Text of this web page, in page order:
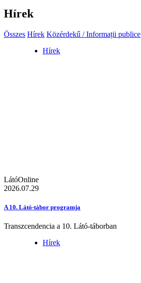
Hírek
Összes Hírek Közérdekű / Informații publice
Hírek
LátóOnline
2026.07.29
A 10. Látó-tábor programja
Transzcendencia a 10. Látó-táborban
Hírek